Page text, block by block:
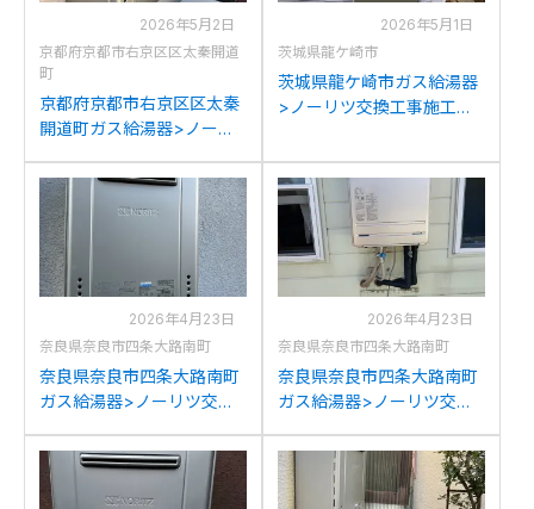
2026年5月2日
京都府京都市右京区区太秦開道
町
京都府京都市右京区区太秦
開道町ガス給湯器>ノーリ
リツGT-2428SAWXからノ
ーリツGT-C2072SAW BL
への交換
2026年5月1日
茨城県龍ケ崎市
茨城県龍ケ崎市ガス給湯器
>ノーリツ交換工事施工事
C2052SAWX-2からノーリ
ツGT-C2072SAW BLへの
交換
2026年4月23日
奈良県奈良市四条大路南町
奈良県奈良市四条大路南町
ガス給湯器>ノーリツ交換
GT-C2032SAWXからノー
リツGT-C2072SAW BLへ
の交換
2026年4月23日
奈良県奈良市四条大路南町
奈良県奈良市四条大路南町
ガス給湯器>ノーリツ交換
GT-C2032SAWXからノー
リツGT-C2072SAW BLへ
の交換